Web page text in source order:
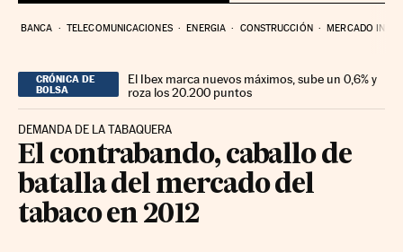
BANCA TELECOMUNICACIONES ENERGIA CONSTRUCCIÓN MERCADO
CRÓNICA DE
BOLSA
El Ibex marca nuevos máximos, sube un 0,6% y
roza los 20.200 puntos
DEMANDA DE LA TABAQUERA
El contrabando, caballo de
batalla del mercado del
tabaco en 2012